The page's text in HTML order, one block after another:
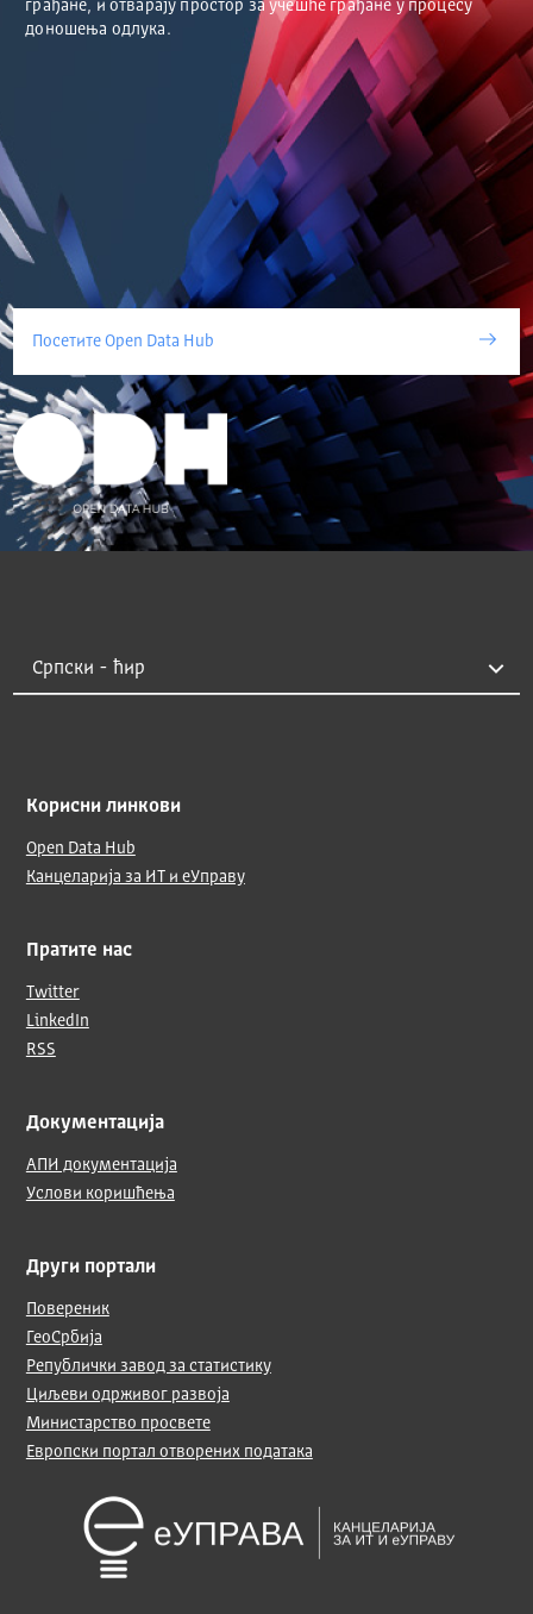
грађане, и отварају простор за учешће грађане у процесу
доношења одлука.
Посетите Open Data Hub
Корисни линкови
Open Data Hub
Канцеларија за ИТ и еУправу
Пратите нас
Twitter
LinkedIn
RSS
Документација
АПИ документација
Услови коришћења
Други портали
Повереник
ГеоСрбија
Републички завод за статистику
Циљеви одрживог развоја
Министарство просвете
Европски портал отворених података